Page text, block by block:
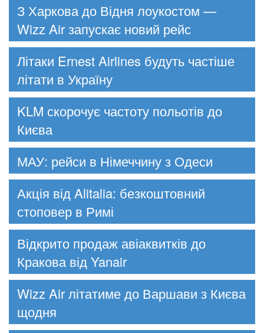
З Харкова до Відня лоукостом —
Wizz Air запускає новий рейс
Літаки Ernest Airlines будуть частіше
літати в Україну
KLM скорочує частоту польотів до
Києва
МАУ: рейси в Німеччину з Одеси
Акція від Alitalia: безкоштовний
стоповер в Римі
Відкрито продаж авіаквитків до
Кракова від Yanair
Wizz Air літатиме до Варшави з Києва
щодня